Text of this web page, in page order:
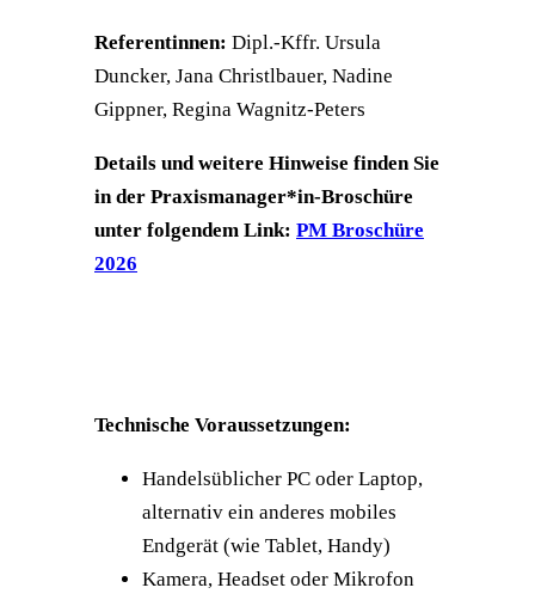
Referentinnen: Dipl.-Kffr. Ursula
Duncker, Jana Christlbauer, Nadine
Gippner, Regina Wagnitz-Peters
Details und weitere Hinweise finden Sie
in der Praxismanager*in-Broschüre
unter folgendem Link: PM Broschüre
2026
Technische Voraussetzungen:
Handelsüblicher PC oder Laptop,
alternativ ein anderes mobiles
Endgerät (wie Tablet, Handy)
Kamera, Headset oder Mikrofon